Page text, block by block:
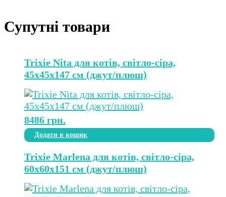
Супутні товари
Trixie Nita для котів, світло-сіра,
45х45х147 см (джут/плюш)
8486 грн.
Додати в кошик
Trixie Marlena для котів, світло-сіра,
60х60х151 см (джут/плюш)